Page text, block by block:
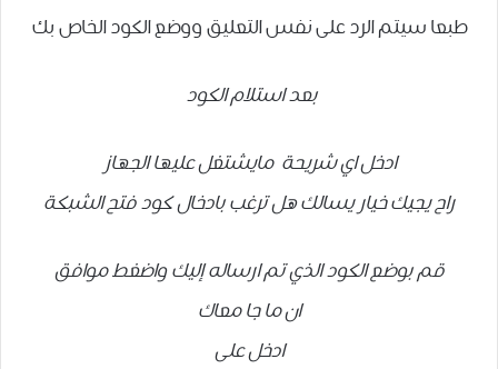
طبعا سيتم الرد على نفس التعليق ووضع الكود الخاص بك
بعد استلام الكود
ادخل اي شريحة مايشتغل عليها الجهاز
راح يجيك خيار يسالك هل ترغب بادخال كود فتح الشبكة
قم بوضع الكود الذي تم ارساله إليك واضغط موافق
ان ما جا معاك
ادخل على